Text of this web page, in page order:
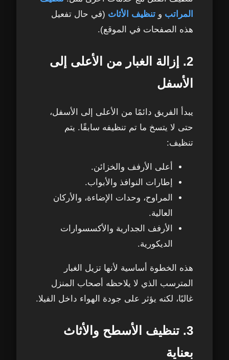
المراتب و تنظيف الأثاث (في حال تفعيل
هذه الصفحات في الموقع).
2. إزالة الغبار من الأعلى إلى
الأسفل
يبدأ الفريق دائمًا من الأعلى إلى الأسفل،
حتى لا يتسخ ما تم تنظيفه سابقًا. يتم
تنظيف:
أعلى الأرفف والخزائن.
إطارات النوافذ والأبواب.
المراوح، وحدات الإضاءة، والأركان
العالية.
الأرفف الجدارية والأكسسوارات
الديكورية.
هذه الخطوة أساسية لأنها تزيل الغبار
المترسب الذي لا يلاحظه أصحاب المنزل
غالبًا، لكنه يؤثر على جودة الهواء داخل الفيلا.
3. تنظيف الأسطح والأثاث
بعناية